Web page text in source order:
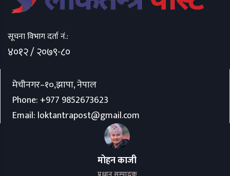
सूचना विभाग दर्ता नं.:
४०१२ / २०७९-८०
मेचीनगर–१०,झापा, नेपाल
Phone: +977 9852673623
Email: loktantrapost@gmail.com
मोहन काजी